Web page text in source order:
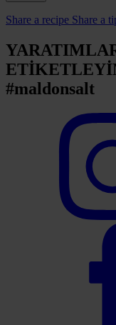
Share a recipe Share a
#maldonsalt